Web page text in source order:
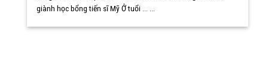
giành học bổng tiến sĩ Mỹ Ở tuổi ... ...